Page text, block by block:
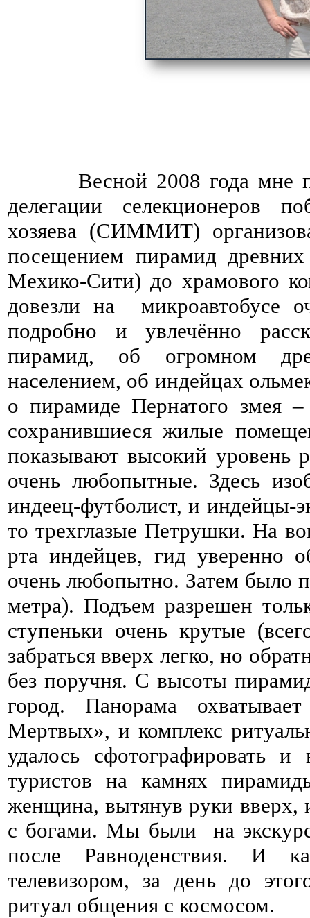
Весной 2008 года мне
делегации селекционеров
хозяева (СИММИТ)
посещением пирамид
Мехико-Сити) до храмового
довезли на микроавтобусе
подробно и увлечённо
пирамид, об огромном
населением, об индейцах
о пирамиде Пернатого змея –
сохранившиеся жилые
показывают высокий уровень
очень любопытные. Здесь
индеец-футболист, и индейцы-
то трехглазые Петрушки. На
рта индейцев, гид уверенно
очень любопытно. Затем было
метра). Подъем разрешен
ступеньки очень крутые
забраться вверх легко, но
без поручня. С высоты
город. Панорама
Мертвых», и комплекс
удалось сфотографировать
туристов на камнях
женщина, вытянув руки вверх,
с богами. Мы были на
после Равноденствия. И
телевизором, за день до
ритуал общения с космосом.